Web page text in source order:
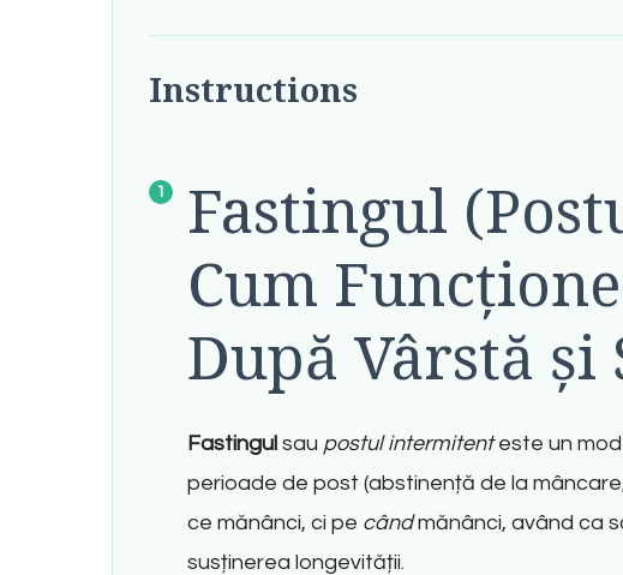
Instructions
Fastingul
Cum
După Vârstă și
Fastingul sau postul intermitenteste un
perioade de post (abstinență de la
ce mănânci, ci pe cândmănânci, având ca
susținerea longevității.